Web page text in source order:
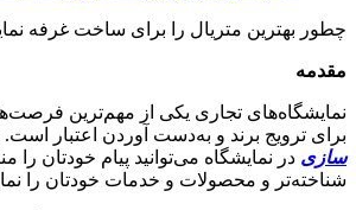
چطور بهترین متریال را برای ساخت غرفه‌
مقدمه
نمایشگاه‌های تجاری یکی از مهم‌ترین
برای ترویج برند و به‌دست آوردن اعتبار است.
سازی در نمایشگاه می‌توانید پیام خودتان را
شناخته‌تر و محصولات و خدمات خودتان را